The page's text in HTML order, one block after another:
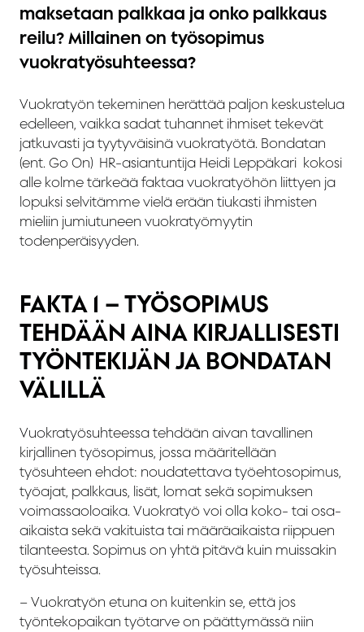
maksetaan palkkaa ja onko palkkaus
reilu? Millainen on työsopimus
vuokratyösuhteessa?
Vuokratyön tekeminen herättää paljon keskustelua
edelleen, vaikka sadat tuhannet ihmiset tekevät
jatkuvasti ja tyytyväisinä vuokratyötä. Bondatan
(ent. Go On) HR-asiantuntija Heidi Leppäkari kokosi
alle kolme tärkeää faktaa vuokratyöhön liittyen ja
lopuksi selvitämme vielä erään tiukasti ihmisten
mieliin jumiutuneen vuokratyömyytin
todenperäisyyden.
FAKTA 1 – TYÖSOPIMUS
TEHDÄÄN AINA KIRJALLISESTI
TYÖNTEKIJÄN JA BONDATAN
VÄLILLÄ
Vuokratyösuhteessa tehdään aivan tavallinen
kirjallinen työsopimus, jossa määritellään
työsuhteen ehdot: noudatettava työehtosopimus,
työajat, palkkaus, lisät, lomat sekä sopimuksen
voimassaoloaika. Vuokratyö voi olla koko- tai osa-
aikaista sekä vakituista tai määräaikaista riippuen
tilanteesta. Sopimus on yhtä pitävä kuin muissakin
työsuhteissa.
– Vuokratyön etuna on kuitenkin se, että jos
työntekopaikan työtarve on päättymässä niin